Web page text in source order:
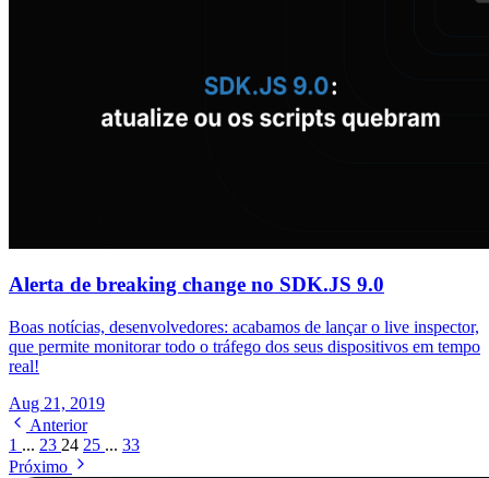
Alerta de breaking change no SDK.JS 9.0
Boas notícias, desenvolvedores: acabamos de lançar o live inspector,
que permite monitorar todo o tráfego dos seus dispositivos em tempo
real!
Aug 21, 2019
Anterior
1 ... 23 24 25 ... 33
Próximo